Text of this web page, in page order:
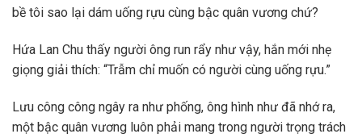
bề tôi sao lại dám uống rựu cùng bậc quân vương chứ?
Hứa Lan Chu thấy người ông run rẩy như vậy, hắn mới nhẹ
giọng giải thích: “Trẫm chỉ muốn có người cùng uống rựu.”
Lưu công công ngây ra như phống, ông hình như đã nhớ ra,
một bậc quân vương luôn phải mang trong người trọng trách